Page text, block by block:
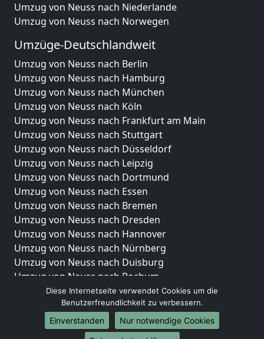
Umzug von Neuss nach Niederlande
Umzug von Neuss nach Norwegen
Umzüge-Deutschlandweit
Umzug von Neuss nach Berlin
Umzug von Neuss nach Hamburg
Umzug von Neuss nach München
Umzug von Neuss nach Köln
Umzug von Neuss nach Frankfurt am Main
Umzug von Neuss nach Stuttgart
Umzug von Neuss nach Düsseldorf
Umzug von Neuss nach Leipzig
Umzug von Neuss nach Dortmund
Umzug von Neuss nach Essen
Umzug von Neuss nach Bremen
Umzug von Neuss nach Dresden
Umzug von Neuss nach Hannover
Umzug von Neuss nach Nürnberg
Umzug von Neuss nach Duisburg
Umzug von Neuss nach Bochum
Umzug von Neuss nach Wuppertal
Umzug von Neuss nach Bielefeld
Umzug von Neuss nach Bonn
Umzug von Neuss nach Münster
Diese Internetseite verwendet Cookies um die
Benutzerfreundlichkeit zu verbessern.
Einverstanden
Nur notwendige Cookies